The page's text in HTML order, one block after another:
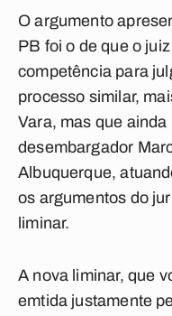
O argumento
PB foi o de que o
competência para
processo similar,
Vara, mas que
desembargador
Albuquerque,
os argumentos do
liminar.
A nova liminar, que
emtida justamente